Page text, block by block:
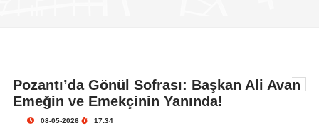
Pozantı’da Gönül Sofrası: Başkan Ali Avan
Emeğin ve Emekçinin Yanında!
08-05-2026 17:34